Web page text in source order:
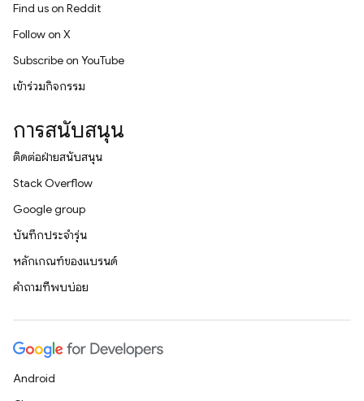
Find us on Reddit
Follow on X
Subscribe on YouTube
เข้าร่วมกิจกรรม
การสนับสนุน
ติดต่อฝ่ายสนับสนุน
Stack Overflow
Google group
บันทึกประจำรุ่น
หลักเกณฑ์ของแบรนด์
คำถามที่พบบ่อย
Android